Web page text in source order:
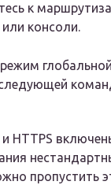
к
или консоли.
и HTTPS
пропустить